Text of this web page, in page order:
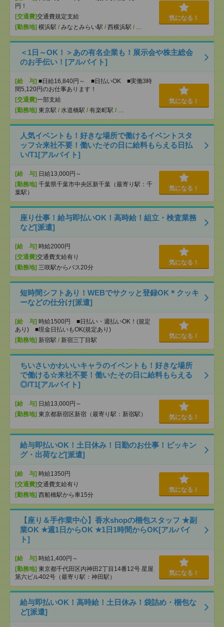
円！
[交通費]交通費規定支給
[勤務地] 横浜駅 / みなとみらい駅 / 西横浜駅 / …
気になる！
＜1日～OK！＞あの有名企業も！展示会や株主総会
のお手伝い！[アルバイト]
[給 与] ■日給16,840円～ ■日払いOK ■実働3時
間5,120円のお仕事あります！
[交通費]一部支給
[勤務地] 東京駅 / 水道橋駅 / 有楽町駅 / …
気になる！
人気イベントも！好きな場所で働けるイベントスタ
ッフ☆来社不要！働いたその日に給料もらえる日払
い/T1[アルバイト]
[給 与] 日給13,000円～
[勤務地] 千葉県千葉市中央区新千葉（最寄り駅：千
葉駅）
気になる！
座り仕事！給与即払いOK！高時給！組立・検査業務
など[派遣]
[給 与] 時給2000円
[交通費]交通費支給有り
[勤務地] 三咲駅からバス20分
気になる！
短時間シフトあり！WEBでサクッと登録OK＊クッキ
ーなどの仕分け[派遣]
[給 与] 時給1500円 ■日払い・週払いOK！(規定
あり) ■現金日払いもOK(規定あり)
[勤務地] 新宿駅 / 新宿三丁目駅
気になる！
ちいさいかわいいキャラのイベントも！好きな場所
で働ける☆来社不要！働いたその日に給料もらえる
◎/T1[アルバイト]
[給 与] 日給13,000円～
[勤務地] 東京都新宿区新宿（最寄り駅：新宿駅） 気になる！
給与即払いOK！土日休み！日勤のお仕事！ピッキン
グ・出荷など[派遣]
[給 与] 時給1350円
[交通費]交通費支給有り
[勤務地] 西船橋駅から車15分
気になる！
【座り＆手作業中心】香水shopの梱包スタッフ ★副
業OK ★週1日からOK ★1日1時間からOK[アルバイ
ト]
[給 与] 時給1,400円～
[勤務地] 東京都千代田区内神田2丁目14番12号 星屋
第六ビル402号（最寄り駅：神田駅）
気になる！
給与即払いOK！高時給！土日休み！袋詰め・梱包な
ど[派遣]